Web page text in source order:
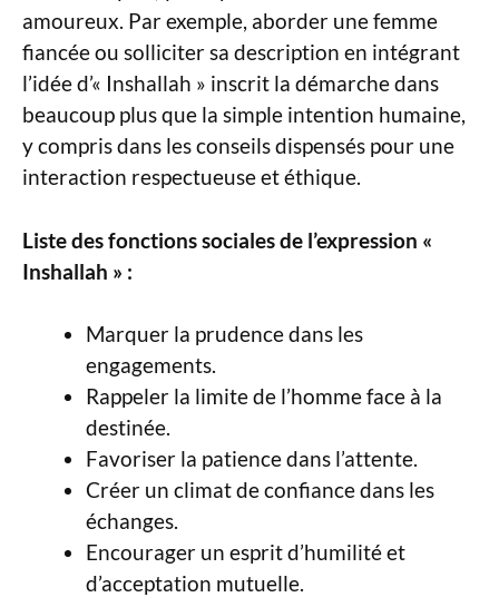
amoureux. Par exemple, aborder une femme
fiancée ou solliciter sa description en intégrant
l’idée d’« Inshallah » inscrit la démarche dans
beaucoup plus que la simple intention humaine,
y compris dans les conseils dispensés pour une
interaction respectueuse et éthique.
Liste des fonctions sociales de l’expression «
Inshallah » :
Marquer la prudence dans les
engagements.
Rappeler la limite de l’homme face à la
destinée.
Favoriser la patience dans l’attente.
Créer un climat de confiance dans les
échanges.
Encourager un esprit d’humilité et
d’acceptation mutuelle.